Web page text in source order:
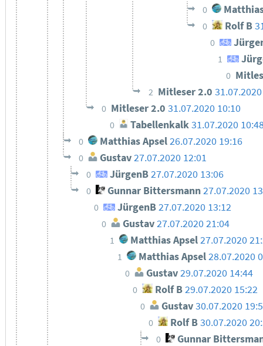
0
0 Rolf B
0
1
0
2 Mitleser 2.0
0 Mitleser 2.031.07.2020 10:10
0 Tabellenkalk31.07.2020
0 Matthias Apsel 26.07.2020 19:16
0 Gustav 27.07.2020 12:01
0 JürgenB27.07.2020 13:06
0 Gunnar Bittersmann27.07.2020
0 JürgenB27.07.2020 13:12
0 Gustav27.07.2020 21:04
1 Matthias Apsel27.07.2020
1 Matthias Apsel 28.07.2020
0 Gustav29.07.2020 14:44
0 Rolf B29.07.2020 15:22
0 Gustav30.07.2020
0 Rolf B30.07.2020
0 Gunnar